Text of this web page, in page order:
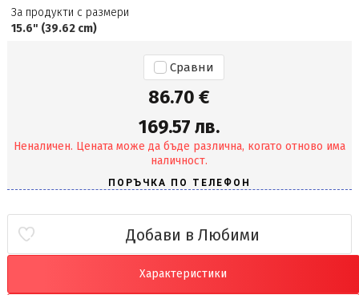
За продукти с размери
15.6" (39.62 cm)
Сравни
86.70 €
169.57 лв.
Неналичен. Цената може да бъде различна, когато отново има
наличност.
Добави в Любими
Характеристики